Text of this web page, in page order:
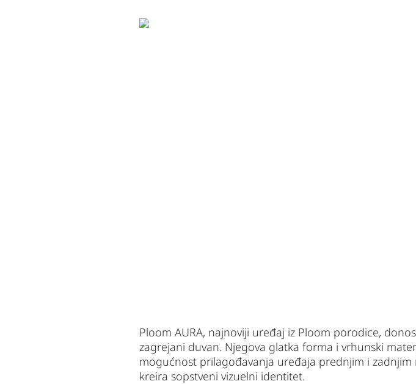
Ploom AURA, najnoviji uređaj iz Ploom porodice,
zagrejani duvan. Njegova glatka forma i vrhunski
mogućnost prilagođavanja uređaja prednjim i
kreira sopstveni vizuelni identitet.